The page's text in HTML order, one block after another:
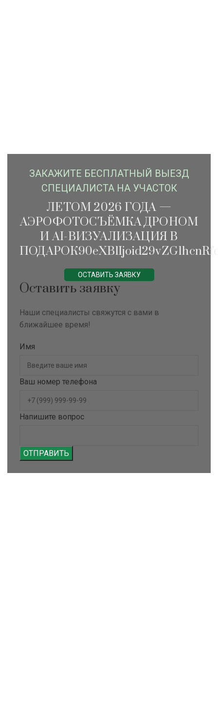
ЗАКАЖИTЕ БЕСПЛАТНЫЙ ВЫЕЗД
СПЕЦИАЛИСТА НА УЧАСТОК
ЛЕТОМ 2026 ГОДА —
АЭРОФОТОСЪЁМКА ДРОНОМ
И AI-ВИЗУАЛИЗАЦИЯ В
ОСТАВИТЬ ЗАЯВКУ
Оставить заявку
Наши специалисты свяжутся с вами в
ближайшее время!
Имя
Ваш номер телефона
Напишите вопрос
ОТПРАВИТЬ